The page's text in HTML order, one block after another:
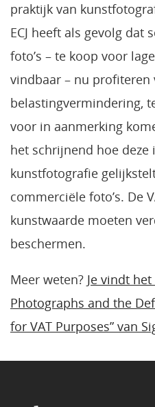
praktijk van
ECJ heeft als gevolg
foto’s – te koop voor
vindbaar – nu profiteren
belastingvermindering,
voor in aanmerking
het schrijnend hoe deze
kunstfotografie
commerciële foto’s. De
kunstwaarde moeten
beschermen.
Meer weten? Je vindt het
Photographs and the
for VAT Purposes” van